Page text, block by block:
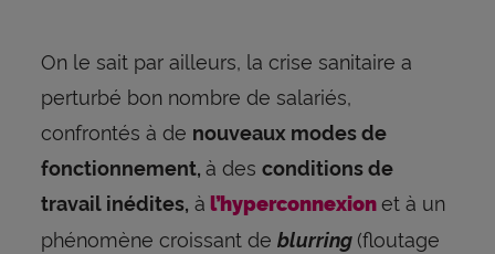
On le sait par ailleurs, la crise sanitaire a
perturbé bon nombre de salariés,
confrontés à de nouveaux modes de
fonctionnement, à des conditions de
travail inédites, à l’hyperconnexionet à un
phénomène croissant de blurring (floutage